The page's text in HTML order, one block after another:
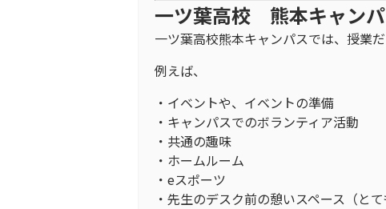
一ツ葉高校 熊本キャン
一ツ葉高校熊本キャンパスでは、授業
例えば、
・イベントや、イベントの準備
・キャンパスでのボランティア活動
・共通の趣味
・ホームルーム
・eスポーツ
・先生のデスク前の憩いスペース（と